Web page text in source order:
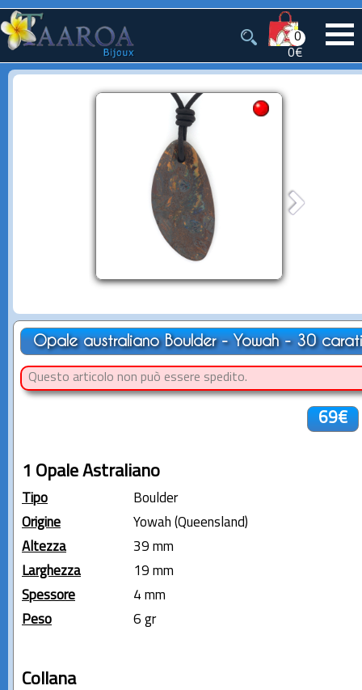
0
0€
Opale australiano Boulder - Yowah - 30 carati
Questo articolo non può essere spedito.
69€
1 Opale Astraliano
Tipo
Boulder
Origine
Yowah (Queensland)
Altezza
39 mm
Larghezza
19 mm
Spessore
4 mm
Peso
6 gr
Collana